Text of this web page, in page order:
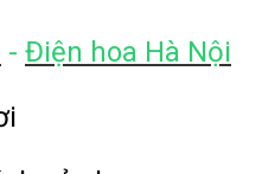
- Điện hoa Hà Nội